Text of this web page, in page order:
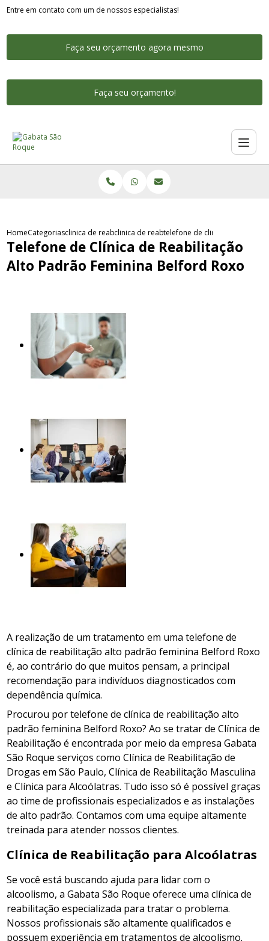
Entre em contato com um de nossos especialistas!
Faça seu orçamento agora mesmo
Faça seu orçamento!
HomeCategoriasclinica de reabilitacao alto padrao
clinica de reabilitacao alto padrao particular
telefone de clinica de
Telefone de Clínica de Reabilitação
Alto Padrão Feminina Belford Roxo
A realização de um tratamento em uma telefone de
clínica de reabilitação alto padrão feminina Belford Roxo
é, ao contrário do que muitos pensam, a principal
recomendação para indivíduos diagnosticados com
dependência química.
Procurou por telefone de clínica de reabilitação alto
padrão feminina Belford Roxo? Ao se tratar de Clínica de
Reabilitação é encontrada por meio da empresa Gabata
São Roque serviços como Clínica de Reabilitação de
Drogas em São Paulo, Clínica de Reabilitação Masculina
e Clínica para Alcoólatras. Tudo isso só é possível graças
ao time de profissionais especializados e as instalações
de alto padrão. Contamos com uma equipe altamente
treinada para atender nossos clientes.
Clínica de Reabilitação para Alcoólatras
Se você está buscando ajuda para lidar com o
alcoolismo, a Gabata São Roque oferece uma clínica de
reabilitação especializada para tratar o problema.
Nossos profissionais são altamente qualificados e
possuem experiência em tratamentos de alcoolismo.